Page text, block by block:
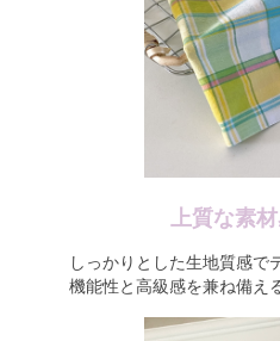
上質な素
しっかりとした生地質感で
機能性と高級感を兼ね備え